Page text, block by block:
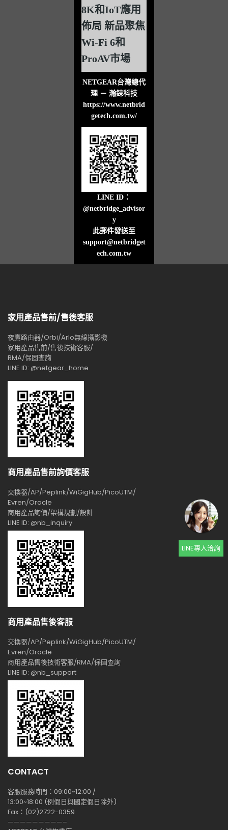
8K和IoT應用
佈局 新品聚焦
Wi-Fi 6和
ProAV市場
NETGEAR台灣總代
理 － 瀚錸科技
https://www.netbrid
getech.com.tw/
LINE ID：
@netbridge_advisor
y
此郵件發送至
support@netbridget
ech.com.tw
家用產品售前/售後客服
夜鷹路由器/Orbi/Arlo無線攝影機
家用產品售前/售後技術客服/
RMA/保固查詢
LINE ID: @netgear_home
商用產品售前詢價客服
交換器/AP/Peplink/WiGigHub/PicoUTM/
Evren/Oracle
商用產品詢價/架構規劃/設計
LINE ID: @nb_inquiry
商用產品售後客服
交換器/AP/Peplink/WiGigHub/PicoUTM/
Evren/Oracle
商用產品售後技術客服/RMA/保固查詢
LINE ID: @nb_support
CONTACT
客服服務時間：09:00~12:00 /
13:00~18:00 (例假日與國定假日除外)
Fax：(02)2722-0359
—————————–
LINE專人洽詢